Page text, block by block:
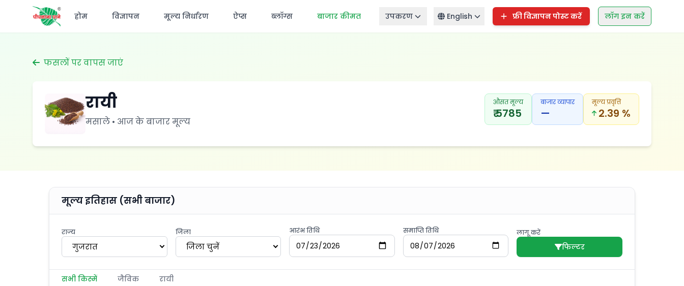
होम विज्ञापन मूल्य निर्धारण ऐप्स ब्लॉग्स बाजार कीमत उपकरण English फ्री विज्ञापन पोस्ट करें लॉग इन करें
फसलों पर वापस जाएं
रायी
मसाले • आज के बाजार मूल्य
औसत मूल्य
₹ 5785
बाजार व्यापार
—
मूल्य प्रवृत्ति
2.39 %
मूल्य इतिहास (सभी बाजार)
राज्य
गुजरात
जिला
जिला चुनें
आरंभ तिथि समाप्ति तिथि लागू करें
फिल्टर
सभी किस्में जैविक रायी